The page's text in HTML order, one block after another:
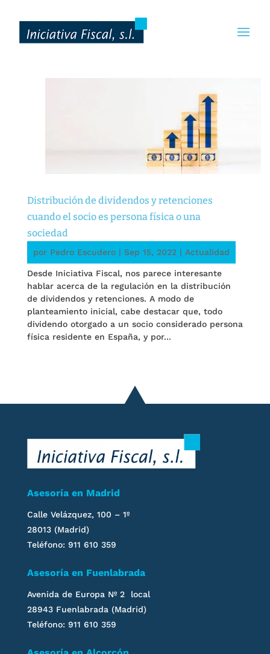
Distribución de dividendos y retenciones
cuando el socio es persona física o una
sociedad
por Pedro Escudero| Sep 15, 2022| Actualidad
Desde Iniciativa Fiscal, nos parece interesante
hablar acerca de la regulación en la distribución
de dividendos y retenciones. A modo de
planteamiento inicial, cabe destacar que, todo
dividendo otorgado a un socio considerado persona
física residente en España, y por...
Asesoría en Madrid
Calle Velázquez, 100 – 1º
28013 (Madrid)
Teléfono: 911 610 359
Asesoría en Fuenlabrada
Avenida de Europa Nº 2 local
28943 Fuenlabrada (Madrid)
Teléfono: 911 610 359